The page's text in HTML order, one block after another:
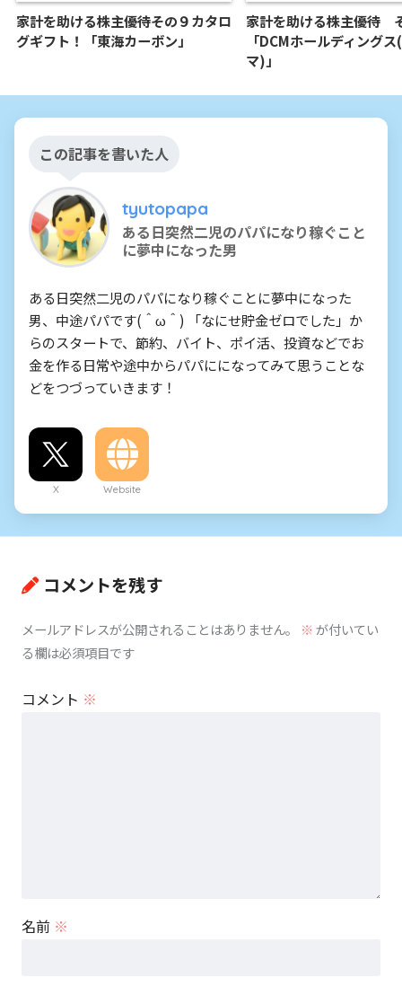
家計を助ける株主優待その９カタロ
グギフト！「東海カーボン」
家計を助ける株主優待
「DCMホールディング
マ)」
この記事を書いた人
tyutopapa
ある日突然二児のパパになり稼ぐこと
に夢中になった男
ある日突然二児のパパになり稼ぐことに夢中になった
男、中途パパです(＾ω＾) 「なにせ貯金ゼロでした」か
らのスタートで、節約、バイト、ポイ活、投資などでお
金を作る日常や途中からパパにになってみて思うことな
どをつづっていきます！
X Website
コメントを残す
メールアドレスが公開されることはありません。 ※が付いてい
る欄は必須項目です
コメント ※
名前 ※